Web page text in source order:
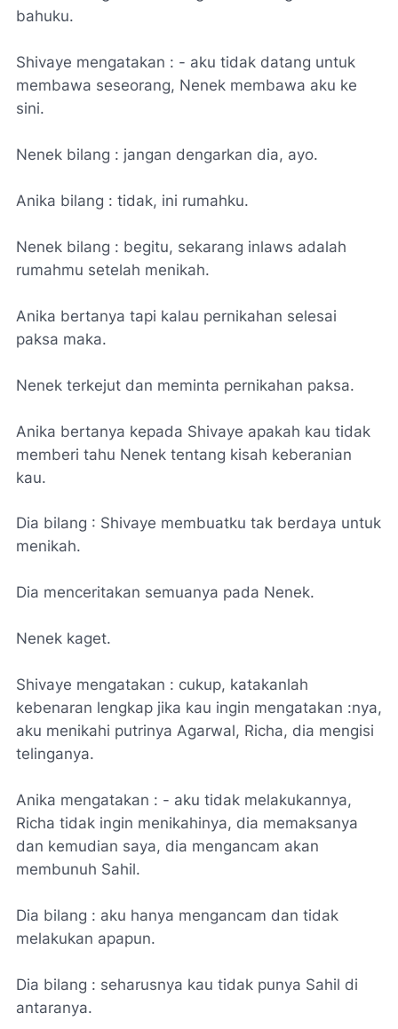
bahuku.
Shivaye mengatakan : - aku tidak datang untuk
membawa seseorang, Nenek membawa aku ke
sini.
Nenek bilang : jangan dengarkan dia, ayo.
Anika bilang : tidak, ini rumahku.
Nenek bilang : begitu, sekarang inlaws adalah
rumahmu setelah menikah.
Anika bertanya tapi kalau pernikahan selesai
paksa maka.
Nenek terkejut dan meminta pernikahan paksa.
Anika bertanya kepada Shivaye apakah kau tidak
memberi tahu Nenek tentang kisah keberanian
kau.
Dia bilang : Shivaye membuatku tak berdaya untuk
menikah.
Dia menceritakan semuanya pada Nenek.
Nenek kaget.
Shivaye mengatakan : cukup, katakanlah
kebenaran lengkap jika kau ingin mengatakan :nya,
aku menikahi putrinya Agarwal, Richa, dia mengisi
telinganya.
Anika mengatakan : - aku tidak melakukannya,
Richa tidak ingin menikahinya, dia memaksanya
dan kemudian saya, dia mengancam akan
membunuh Sahil.
Dia bilang : aku hanya mengancam dan tidak
melakukan apapun.
Dia bilang : seharusnya kau tidak punya Sahil di
antaranya.